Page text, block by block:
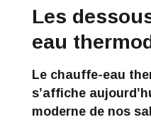
Les
eau
Le chauffe-eau
s’affiche
moderne de nos